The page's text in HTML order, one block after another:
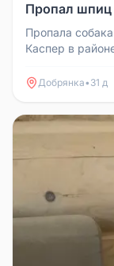
Пропал шпиц
Пропала
Каспер в
Добрянка• 31 д